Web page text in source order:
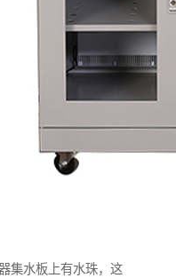
集水板上有水珠，这